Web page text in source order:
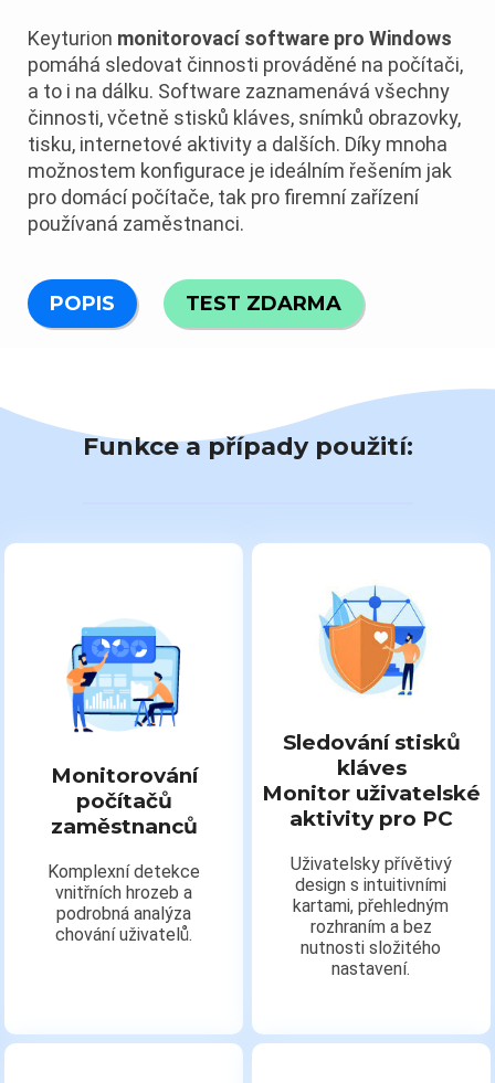
Keyturion monitorovací software pro Windows
pomáhá sledovat činnosti prováděné na počítači,
a to i na dálku. Software zaznamenává všechny
činnosti, včetně stisků kláves, snímků obrazovky,
tisku, internetové aktivity a dalších. Díky mnoha
možnostem konfigurace je ideálním řešením jak
pro domácí počítače, tak pro firemní zařízení
používaná zaměstnanci.
POPIS TEST ZDARMA
Funkce a případy použití:
Monitorování
počítačů
zaměstnanců
Komplexní detekce
vnitřních hrozeb a
podrobná analýza
chování uživatelů.
Sledování stisků
kláves
Monitor uživatelské
aktivity pro PC
Uživatelsky přívětivý
design s intuitivními
kartami, přehledným
rozhraním a bez
nutnosti složitého
nastavení.